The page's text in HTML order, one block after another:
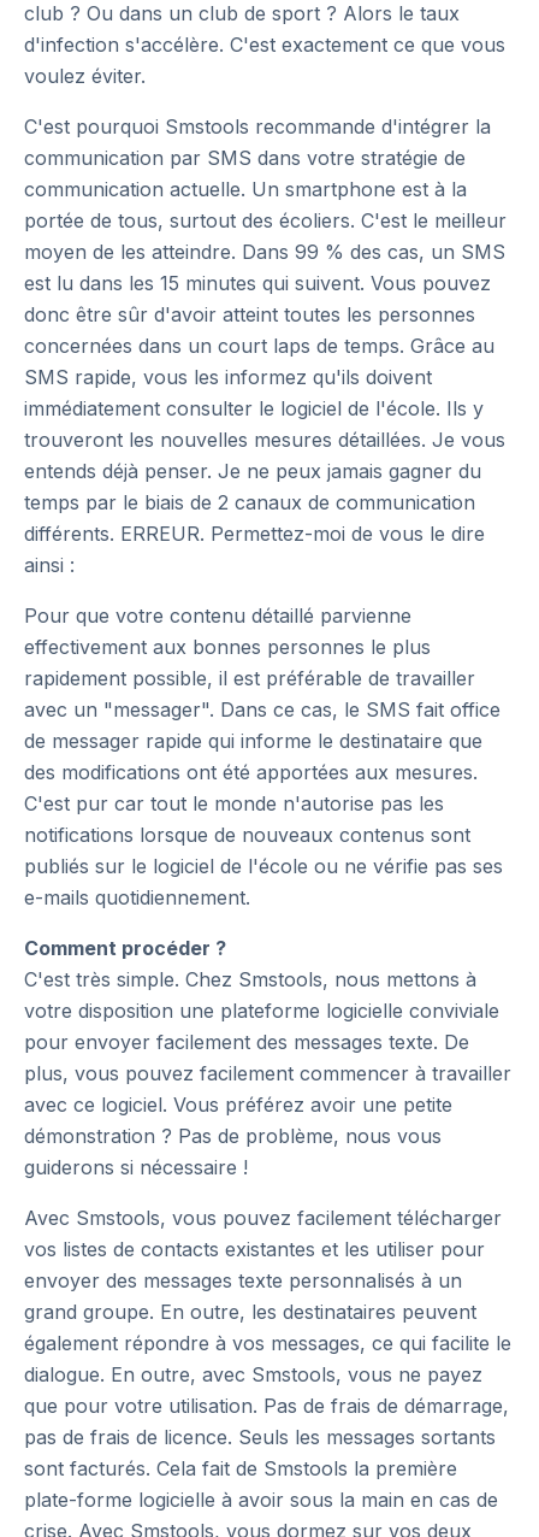
club ? Ou dans un club de sport ? Alors le taux
d'infection s'accélère. C'est exactement ce que vous
voulez éviter.
C'est pourquoi Smstools recommande d'intégrer la
communication par SMS dans votre stratégie de
communication actuelle. Un smartphone est à la
portée de tous, surtout des écoliers. C'est le meilleur
moyen de les atteindre. Dans 99 % des cas, un SMS
est lu dans les 15 minutes qui suivent. Vous pouvez
donc être sûr d'avoir atteint toutes les personnes
concernées dans un court laps de temps. Grâce au
SMS rapide, vous les informez qu'ils doivent
immédiatement consulter le logiciel de l'école. Ils y
trouveront les nouvelles mesures détaillées. Je vous
entends déjà penser. Je ne peux jamais gagner du
temps par le biais de 2 canaux de communication
différents. ERREUR. Permettez-moi de vous le dire
ainsi :
Pour que votre contenu détaillé parvienne
effectivement aux bonnes personnes le plus
rapidement possible, il est préférable de travailler
avec un "messager". Dans ce cas, le SMS fait office
de messager rapide qui informe le destinataire que
des modifications ont été apportées aux mesures.
C'est pur car tout le monde n'autorise pas les
notifications lorsque de nouveaux contenus sont
publiés sur le logiciel de l'école ou ne vérifie pas ses
e-mails quotidiennement.
Comment procéder ?
C'est très simple. Chez Smstools, nous mettons à
votre disposition une plateforme logicielle conviviale
pour envoyer facilement des messages texte. De
plus, vous pouvez facilement commencer à travailler
avec ce logiciel. Vous préférez avoir une petite
démonstration ? Pas de problème, nous vous
guiderons si nécessaire !
Avec Smstools, vous pouvez facilement télécharger
vos listes de contacts existantes et les utiliser pour
envoyer des messages texte personnalisés à un
grand groupe. En outre, les destinataires peuvent
également répondre à vos messages, ce qui facilite le
dialogue. En outre, avec Smstools, vous ne payez
que pour votre utilisation. Pas de frais de démarrage,
pas de frais de licence. Seuls les messages sortants
sont facturés. Cela fait de Smstools la première
plate-forme logicielle à avoir sous la main en cas de
crise. Avec Smstools, vous dormez sur vos deux